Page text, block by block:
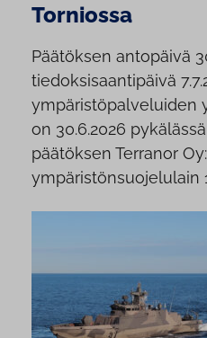
Torniossa
Päätöksen antopäivä
tiedoksisaantipäivä
ympäristöpalveluiden
on 30.6.2026
päätöksen Terranor
ympäristönsuojelulain